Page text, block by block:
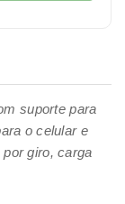
suporte para
o celular e
giro, carga